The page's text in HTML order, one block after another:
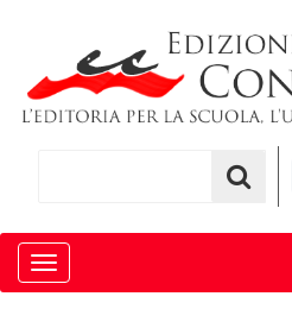
Toggle
navigation